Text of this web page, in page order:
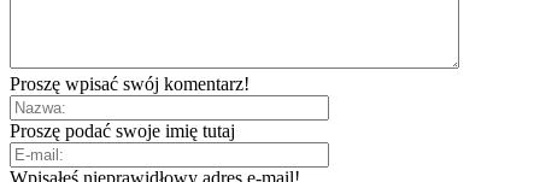
Proszę wpisać swój komentarz!
Proszę podać swoje imię tutaj
Wpisałeś nieprawidłowy adres e-mail!